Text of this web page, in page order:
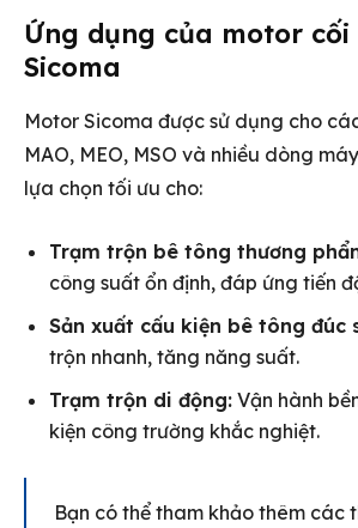
Ứng dụng của motor
Sicoma
Motor Sicoma được sử dụng cho
MAO, MEO, MSO và nhiều dòng
lựa chọn tối ưu cho:
Trạm trộn bê tông thương
công suất ổn định, đáp ứng tiến
Sản xuất cấu kiện bê tông đúc
trộn nhanh, tăng năng suất.
Trạm trộn di động: Vận hành
kiện công trường khắc nghiệt.
Bạn có thể tham khảo thêm các